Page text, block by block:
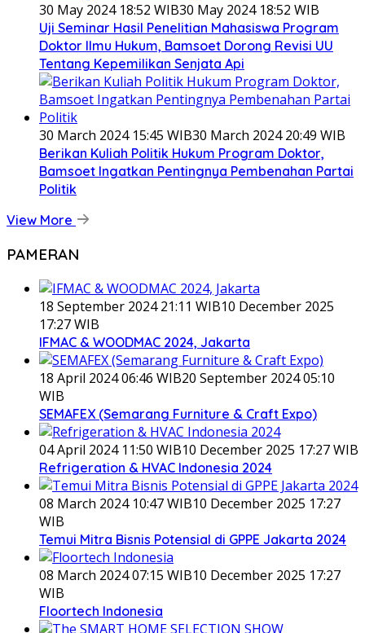
30 May 2024 18:52 WIB30 May 2024 18:52 WIB
Uji Seminar Hasil Penelitian Mahasiswa Program
Doktor Ilmu Hukum, Bamsoet Dorong Revisi UU
Tentang Kepemilikan Senjata Api
30 March 2024 15:45 WIB30 March 2024 20:49 WIB
Berikan Kuliah Politik Hukum Program Doktor,
Bamsoet Ingatkan Pentingnya Pembenahan Partai
Politik
View More
PAMERAN
18 September 2024 21:11 WIB10 December 2025
17:27 WIB
IFMAC & WOODMAC 2024, Jakarta
18 April 2024 06:46 WIB20 September 2024 05:10
WIB
SEMAFEX (Semarang Furniture & Craft Expo)
04 April 2024 11:50 WIB10 December 2025 17:27 WIB
Refrigeration & HVAC Indonesia 2024
08 March 2024 10:47 WIB10 December 2025 17:27
WIB
Temui Mitra Bisnis Potensial di GPPE Jakarta 2024
08 March 2024 07:15 WIB10 December 2025 17:27
WIB
Floortech Indonesia